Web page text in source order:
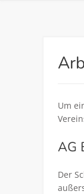
Um
AG
Der